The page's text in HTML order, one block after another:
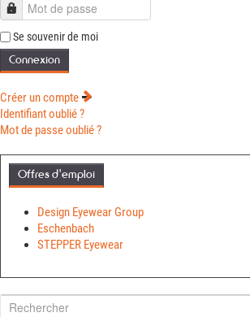
Mot de passe
Se souvenir de moi
Connexion
Créer un compte
Identifiant oublié ?
Mot de passe oublié ?
Offres d'emploi
Design Eyewear Group
Eschenbach
STEPPER Eyewear